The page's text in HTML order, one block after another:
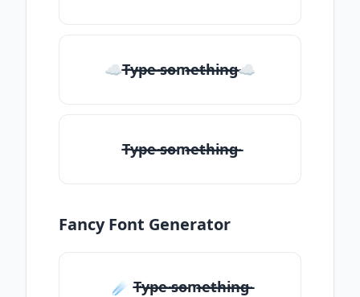
☁T̶̴y̶̴p̶̴e̶̴ ̶̴s̶̴o̶̴m̶̴e̶̴t̶̴h̶̴i̶̴n̶̴g̶̴☁
T̶̴y̶̴p̶̴e̶̴ ̶̴s̶̴o̶̴m̶̴e̶̴t̶̴h̶̴i̶̴n̶̴g̶̴
Fancy Font Generator
☄️ T̶̴y̶̴p̶̴e̶̴ ̶̴s̶̴o̶̴m̶̴e̶̴t̶̴h̶̴i̶̴n̶̴g̶̴